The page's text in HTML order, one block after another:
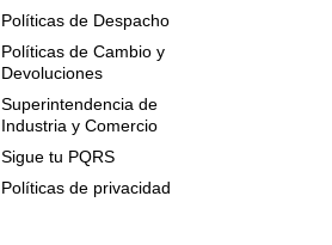
Políticas de Despacho
Políticas de Cambio y
Devoluciones
Superintendencia de
Industria y Comercio
Sigue tu PQRS
Políticas de privacidad